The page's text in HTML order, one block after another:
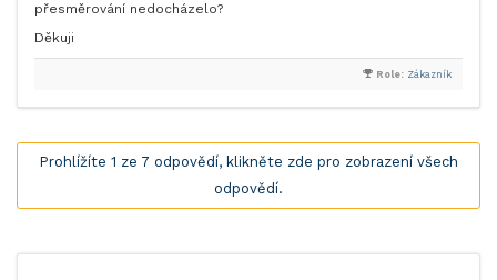
přesměrování nedocházelo?
Děkuji
Role: Zákazník
Prohlížíte 1 ze 7 odpovědí, klikněte zde pro zobrazení všech
odpovědí.